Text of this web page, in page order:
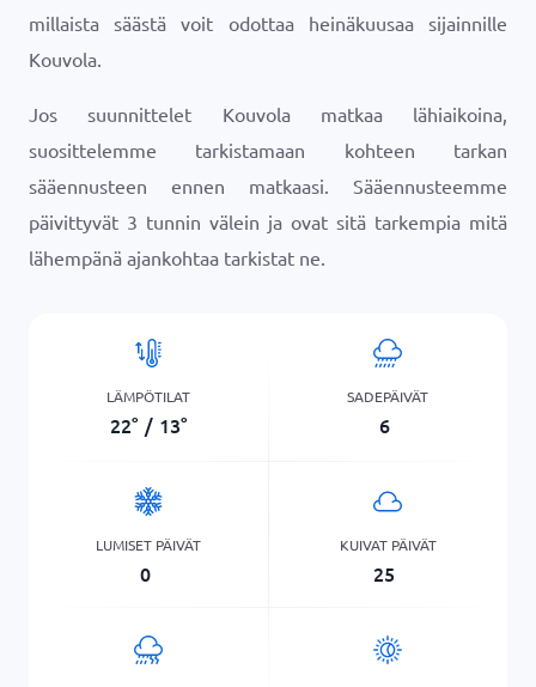
millaista säästä voit odottaa heinäkuusaa sijainnille
Kouvola.
Jos suunnittelet Kouvola matkaa lähiaikoina,
suosittelemme tarkistamaan kohteen tarkan
sääennusteen ennen matkaasi. Sääennusteemme
päivittyvät 3 tunnin välein ja ovat sitä tarkempia mitä
lähempänä ajankohtaa tarkistat ne.
LÄMPÖTILAT
22° / 13°
SADEPÄIVÄT
6
LUMISET PÄIVÄT
0
KUIVAT PÄIVÄT
25